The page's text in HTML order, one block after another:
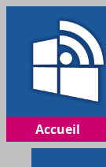
Accueil